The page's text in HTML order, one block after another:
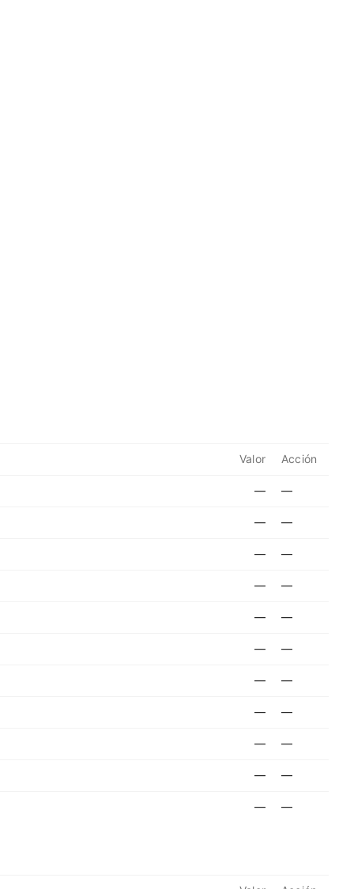
Valor Acción
— —
— —
— —
— —
— —
— —
— —
— —
— —
— —
— —